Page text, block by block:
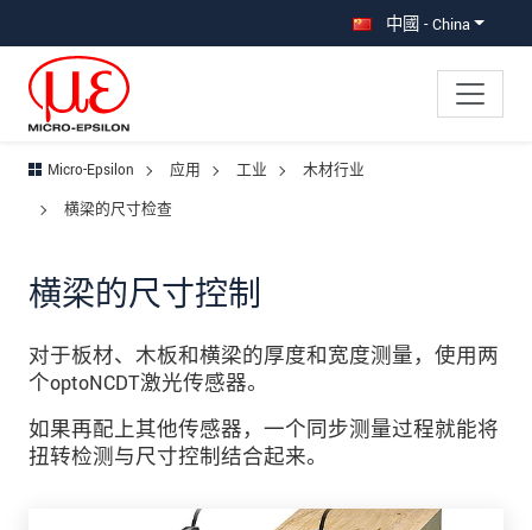
中國 - China
Micro-Epsilon 应用 工业
木材行业
横梁的尺寸检查
横梁的尺寸控制
对于板材、木板和横梁的厚度和宽度测量，使用两
个optoNCDT激光传感器。
如果再配上其他传感器，一个同步测量过程就能将
扭转检测与尺寸控制结合起来。